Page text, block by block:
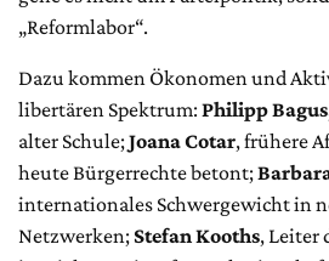
„Reformlabor“.
Dazu kommen Ökonomen und
libertären Spektrum:Philipp Bagus
alter Schule;Joana Cotar, frühere
heute Bürgerrechte betont;
internationales Schwergewicht in
Netzwerken;Stefan Kooths, Leiter